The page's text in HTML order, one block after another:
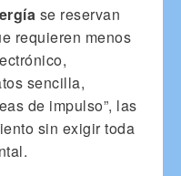
se reservan
requieren menos
sencilla,
de impulso”, las
sin exigir toda